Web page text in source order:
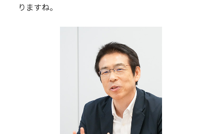
りますね。